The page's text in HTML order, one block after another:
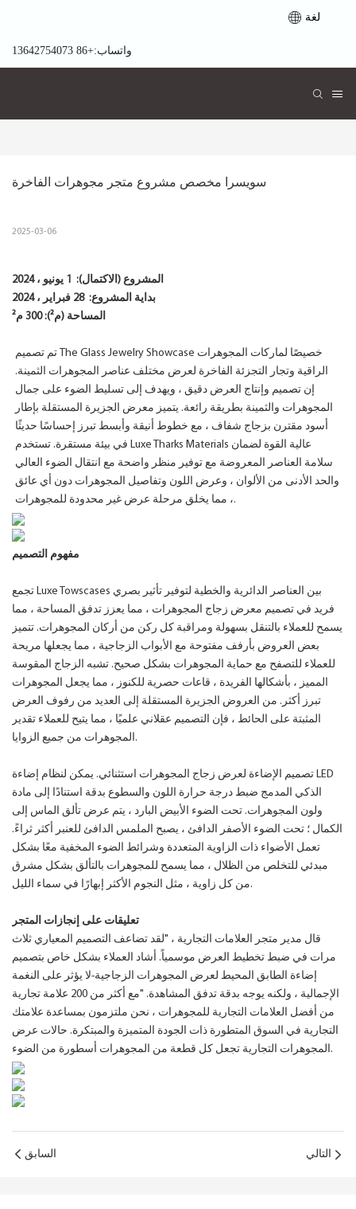
لغة
واتساب:+86 13642754073
سويسرا مخصص مشروع متجر مجوهرات الفاخرة
2025-03-06
المشروع (الاكتمال):
بداية المشروع: 28 فبراير ، 2024
المساحة (م²): 300 م²
تم تصميم The Glass Jewelry Showcase خصيصًا لماركات المجوهرات
الراقية وتجار التجزئة الفاخرة لعرض مختلف عناصر المجوهرات الثمينة.
إن تصميم وإنتاج العرض دقيق ، ويهدف إلى تسليط الضوء على جمال
المجوهرات والثمينة بطريقة رائعة. يتميز معرض الجزيرة المستقلة بإطار
أسود مقترن بزجاج شفاف ، مع خطوط أنيقة وأبسط تبرز إحساسًا حديثًا
في بيئة مستقرة. تستخدم Luxe Tharks Materials عالية القوة لضمان
سلامة العناصر المعروضة مع توفير منظر واضحة مع انتقال الضوء العالي
والحد الأدنى من الألوان ، وعرض اللون وتفاصيل المجوهرات دون أي عائق
، مما يخلق مرحلة عرض غير محدودة للمجوهرات.
مفهوم التصميم
تجمع Luxe Towscases بين العناصر الدائرية والخطية لتوفير تأثير بصري
فريد في تصميم معرض زجاج المجوهرات ، مما يعزز تدفق المساحة ، مما
يسمح للعملاء بالتنقل بسهولة ومراقبة كل ركن من أركان المجوهرات. تتميز
بعض العروض بأرفف مفتوحة مع الأبواب الزجاجية ، مما يجعلها مريحة
للعملاء للتصفح مع حماية المجوهرات بشكل صحيح. تشبه الزجاج المقوسة
المميز ، بأشكالها الفريدة ، قاعات حصرية للكنوز ، مما يجعل المجوهرات
تبرز أكثر. من العروض الجزيرة المستقلة إلى العديد من رفوف العرض
المثبتة على الحائط ، فإن التصميم عقلاني علميًا ، مما يتيح للعملاء تقدير
المجوهرات من جميع الزوايا.
تصميم الإضاءة لعرض زجاج المجوهرات استثنائي. يمكن لنظام إضاءة LED
الذكي المدمج ضبط درجة حرارة اللون والسطوع بدقة استنادًا إلى مادة
ولون المجوهرات. تحت الضوء الأبيض البارد ، يتم عرض تألق الماس إلى
الكمال ؛ تحت الضوء الأصفر الدافئ ، يصبح الملمس الدافئ للعنبر أكثر ثراءً.
تعمل الأضواء ذات الزاوية المتعددة وشرائط الضوء المخفية معًا بشكل
مبدئي للتخلص من الظلال ، مما يسمح للمجوهرات بالتألق بشكل مشرق
من كل زاوية ، مثل النجوم الأكثر إبهارًا في سماء الليل.
تعليقات على إنجازات المتجر
قال مدير متجر العلامات التجارية ، "لقد تضاعف التصميم المعياري ثلاث
مرات في ضبط تخطيط العرض موسمياً. أشاد العملاء بشكل خاص بتصميم
إضاءة الطابق المحيط لعرض المجوهرات الزجاجية-لا يؤثر على النغمة
الإجمالية ، ولكنه يوجه بدقة تدفق المشاهدة. "مع أكثر من 200 علامة تجارية
من أفضل العلامات التجارية للمجوهرات ، نحن ملتزمون بمساعدة علامتك
التجارية في السوق المتطورة ذات الجودة المتميزة والمبتكرة. حالات عرض
المجوهرات التجارية تجعل كل قطعة من المجوهرات أسطورة من الضوء.
السابق التالي